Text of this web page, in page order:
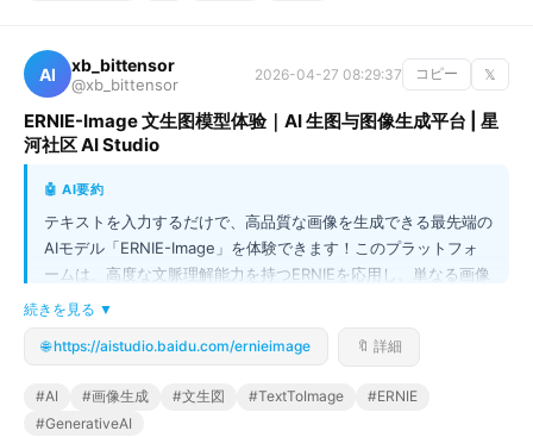
AI xb_bittensor
@xb_bittensor
2026-04-27 08:29:37 コピー 𝕏
ERNIE-Image 文生图模型体验｜AI 生图与图像生成平台 | 星
河社区 AI Studio
🤖 AI要約
テキストを入力するだけで、高品質な画像を生成できる最先端の
AIモデル「ERNIE-Image」を体験できます！このプラットフォ
ームは、高度な文脈理解能力を持つERNIEを応用し、単なる画像
生成に留まらない、表現力豊かなビジュアルクリエイティブを可
能にしました。プロンプト（指示文）を入力するだけで、アイデ
アを視覚化し、デザインやコンテンツ制作の可能性を無限に広げ
を形にしてみませんか？
続きを見る ▼
🌐 https://aistudio.baidu.com/ernieimage 🔖 詳細
#AI #画像生成 #文生図 #TextToImage
#ERNIE
#GenerativeAI